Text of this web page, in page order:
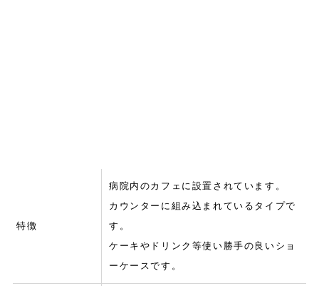
特徴
病院内のカフェに設置されています。
カウンターに組み込まれているタイプで
す。
ケーキやドリンク等使い勝手の良いショ
ーケースです。